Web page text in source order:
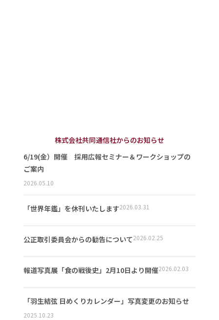
株式会社共同通信社からのお知らせ
6/19(金）開催 採用広報セミナー＆ワークショップの
ご案内
2026.05.10
「世界年鑑」を休刊いたします2026.03.31
公正取引委員会からの勧告について2026.02.25
報道写真展「食の戦後史」2月10日より開催2026.02.03
「羽生結弦 日めくりカレンダー」写真変更のお知らせ
2025.10.23